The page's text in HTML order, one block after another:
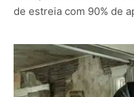
de estreia com 90% de